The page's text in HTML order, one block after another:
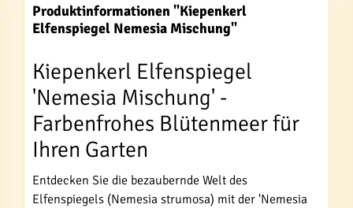
Produktinformationen "Kiepenkerl
Elfenspiegel Nemesia Mischung"
Kiepenkerl Elfenspiegel
'Nemesia Mischung' -
Farbenfrohes Blütenmeer für
Ihren Garten
Entdecken Sie die bezaubernde Welt des
Elfenspiegels (Nemesia strumosa) mit der 'Nemesia